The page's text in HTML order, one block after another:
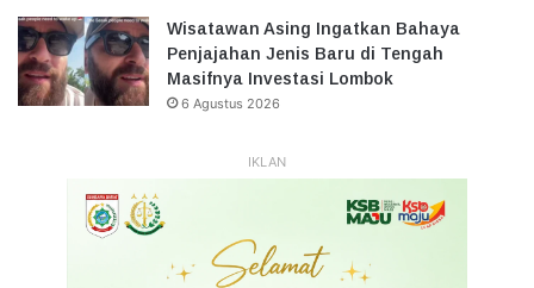
Wisatawan Asing Ingatkan Bahaya
Penjajahan Jenis Baru di Tengah
Masifnya Investasi Lombok
6 Agustus 2026
IKLAN